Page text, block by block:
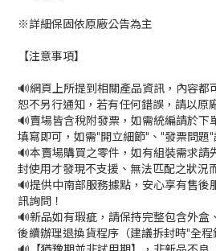
※詳細保固依原廠公告為主
【注意事項】
🔊網頁上所提到相關產品資訊，內容都
恕不另行通知，若有任何錯誤，請以原
🔊賣場皆含稅附發票，如需統編請於下
填寫即可，如需"開立細節"、"發票問題"
🔊本賣場購買之零件，如有組裝需求請
封使用才發現不支援、無法匹配之狀況
🔊提供中南部服務據點，安心享有售後
訊詢問！
🔊新品如有瑕疵，請保持完整包含外盒
後續辦理退換貨程序（建議拆封時"全程